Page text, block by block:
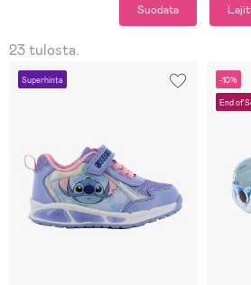
Suodata
23 tulosta.
Superhinta -10%
End of